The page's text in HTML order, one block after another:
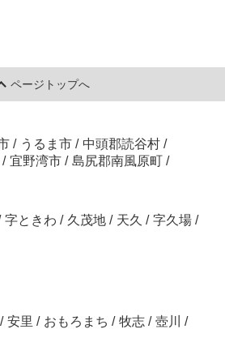
ページトップへ
/ うるま市 / 中頭郡読谷村 /
/ 宜野湾市 / 島尻郡南風原町 /
字ときわ / 久茂地 / 天久 / 字久場 /
/ 安里 / おもろまち / 牧志 / 壺川
/